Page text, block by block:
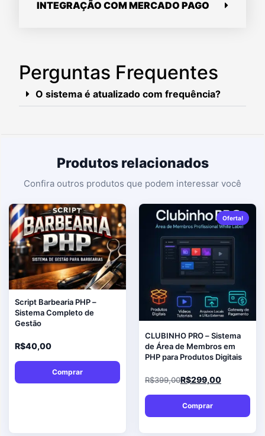
INTEGRAÇÃO COM MERCADO PAGO
Perguntas Frequentes
O sistema é atualizado com frequência?
Produtos relacionados
Script Barbearia PHP –
Sistema Completo de
Gestão
R$40,00
Comprar
Oferta!
CLUBINHO PRO – Sistema
de Área de Membros em
PHP para Produtos Digitais
R$399,00R$299,00
Comprar